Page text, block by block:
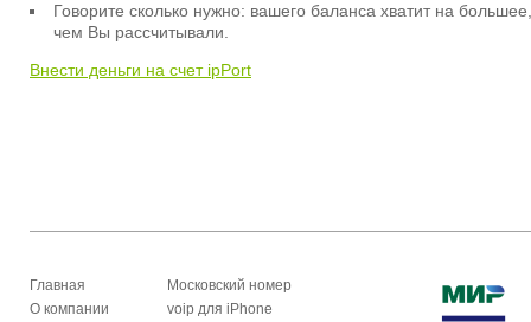
Говорите сколько нужно: вашего баланса хватит на большее,
чем Вы рассчитывали.
Внести деньги на счет ipPort
Главная
О компании
Московский номер
voip для iPhone